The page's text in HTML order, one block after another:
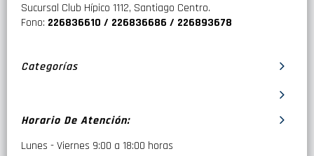
Sucursal Club Hípico 1112, Santiago Centro.
Fono: 226836610 / 226836686 / 226893678
Categorías
Horario De Atención:
Lunes - Viernes 9:00 a 18:00 horas